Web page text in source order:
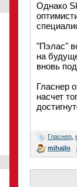
Однако
"Пэлас"
на
вновь
Гласнер
насчет
Гласнер
mihajlo